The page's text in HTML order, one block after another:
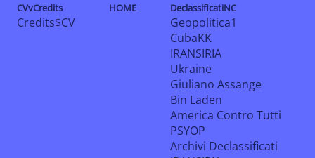
CVvCredits
Credits$CV
HOME DeclassificatiNC
Geopolitica1
CubaKK
IRANSIRIA
Ukraine
Giuliano Assange
Bin Laden
America Contro Tutti
PSYOP
Archivi Declassificati